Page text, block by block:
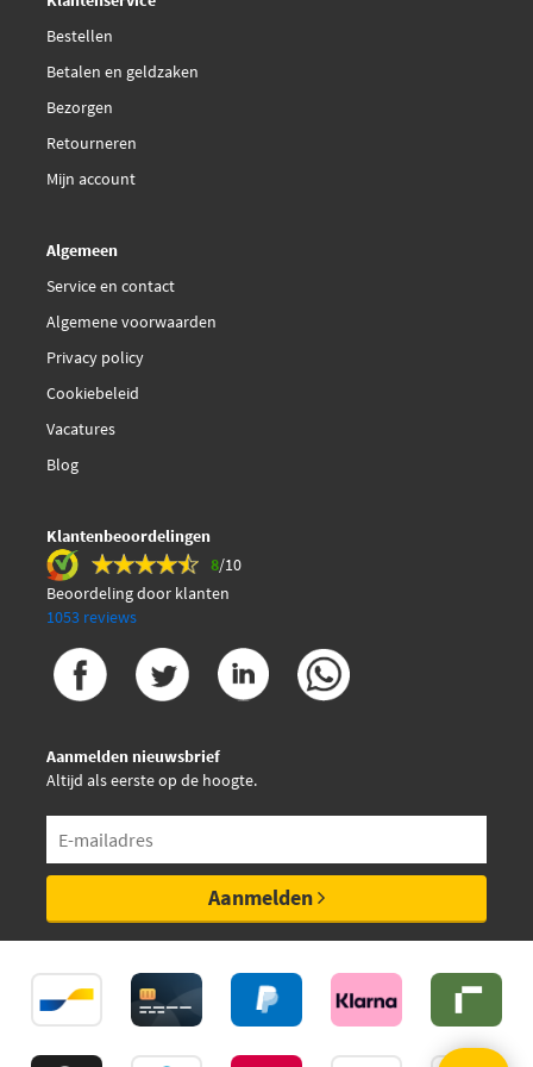
Bestellen
Betalen en geldzaken
Bezorgen
Retourneren
Mijn account
Algemeen
Service en contact
Algemene voorwaarden
Privacy policy
Cookiebeleid
Vacatures
Blog
Klantenbeoordelingen
8/10
Beoordeling door klanten
1053 reviews
Aanmelden nieuwsbrief
Altijd als eerste op de hoogte.
Aanmelden